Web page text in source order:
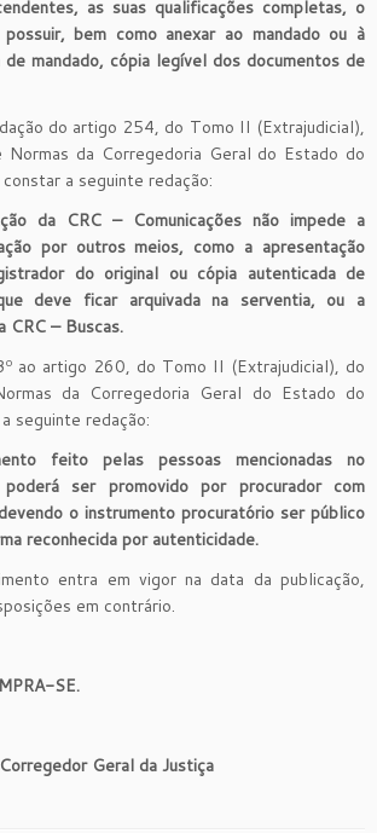
as suas qualificações completas, o
bem como anexar ao mandado ou à
mandado, cópia legível dos documentos de
do artigo 254, do Tomo II (Extrajudicial),
da Corregedoria Geral do Estado do
a seguinte redação:
da CRC – Comunicações não impede a
por outros meios, como a apresentação
do original ou cópia autenticada de
deve ficar arquivada na serventia, ou a
CRC – Buscas.
ao artigo 260, do Tomo II (Extrajudicial), do
da Corregedoria Geral do Estado do
seguinte redação:
feito pelas pessoas mencionadas no
ser promovido por procurador com
o instrumento procuratório ser público
reconhecida por autenticidade.
entra em vigor na data da publicação,
em contrário.
SE.
Corregedor Geral da Justiça